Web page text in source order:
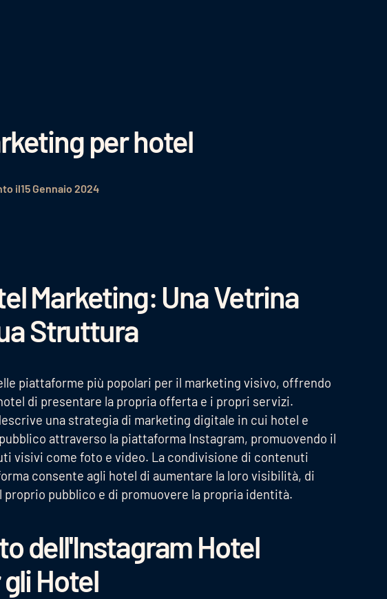
per hotel
il15 Gennaio 2024
Marketing: Una Vetrina
Struttura
piattaforme più popolari per il marketing visivo, offrendo
di presentare la propria offerta e i propri servizi.
una strategia di marketing digitale in cui hotel e
attraverso la piattaforma Instagram, promuovendo il
visivi come foto e video. La condivisione di contenuti
consente agli hotel di aumentare la loro visibilità, di
pubblico e di promuovere la propria identità.
dell'Instagram Hotel
Hotel